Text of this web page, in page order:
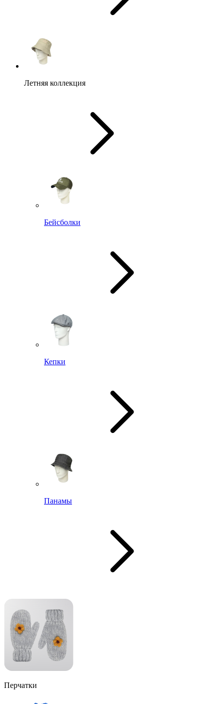
Летняя коллекция
Бейсболки
Кепки
Панамы
Перчатки